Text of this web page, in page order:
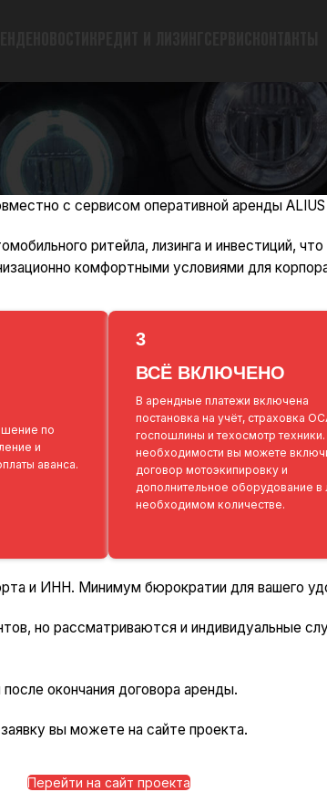
с сервисом оперативной аренды
ритейла, лизинга и инвестиций,
комфортными условиями для
по
и
аванса.
3
ВСЁ ВКЛЮЧЕНО
В арендные платежи включена
постановка на учёт, страховка
госпошлины и техосмотр
необходимости вы можете
договор мотоэкипировку и
дополнительное оборудование
необходимом количестве.
и ИНН. Минимум бюрократии для вашего
но рассматриваются и индивидуальные
окончания договора аренды.
вы можете на сайте проекта.
Перейти на сайт проекта